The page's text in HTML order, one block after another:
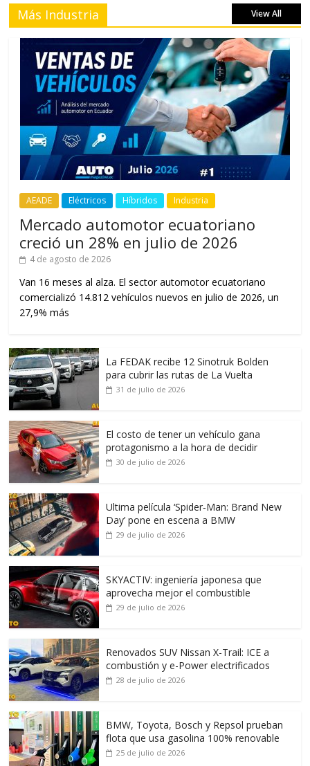
Más Industria View All
AEADE Eléctricos Híbridos Industria
Mercado automotor ecuatoriano
creció un 28% en julio de 2026
4 de agosto de 2026
Van 16 meses al alza. El sector automotor ecuatoriano
comercializó 14.812 vehículos nuevos en julio de 2026, un
27,9% más
La FEDAK recibe 12 Sinotruk Bolden
para cubrir las rutas de La Vuelta
31 de julio de 2026
El costo de tener un vehículo gana
protagonismo a la hora de decidir
30 de julio de 2026
Ultima película ‘Spider‑Man: Brand New
Day’ pone en escena a BMW
29 de julio de 2026
SKYACTIV: ingeniería japonesa que
aprovecha mejor el combustible
29 de julio de 2026
Renovados SUV Nissan X-Trail: ICE a
combustión y e-Power electrificados
28 de julio de 2026
BMW, Toyota, Bosch y Repsol prueban
flota que usa gasolina 100% renovable
25 de julio de 2026